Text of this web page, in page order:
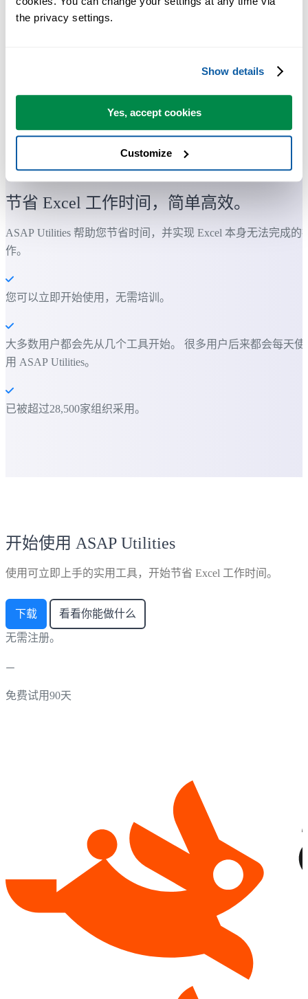
the privacy settings.
Show details
Yes, accept cookies
Customize
许多 Excel 用户希望 Excel 内置的实用工具
节省 Excel 工作时间，简单高效。
ASAP Utilities 帮助您节省时间，并实现 Excel 本身无法完成的
作。
您可以立即开始使用，无需培训。
大多数用户都会先从几个工具开始。 很多用户后来都会每天使
用 ASAP Utilities。
已被超过28,500家组织采用。
开始使用 ASAP Utilities
使用可立即上手的实用工具，开始节省 Excel 工作时间。
下载 看看你能做什么
无需注册。
免费试用90天